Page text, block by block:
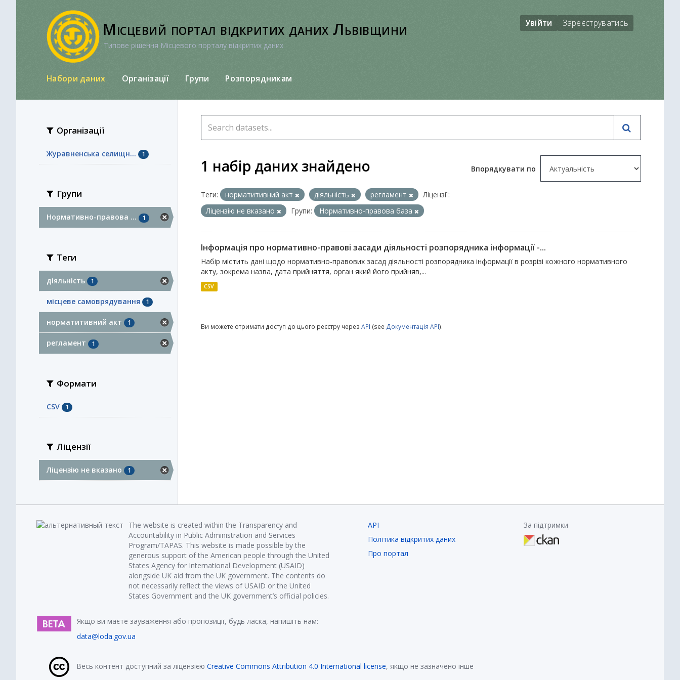
Місцевий портал відкритих даних Львівщини
Типове рішення Місцевого порталу відкритих даних
Увійти Зареєструватись
Набори даних Організації Групи Розпорядникам
Організації
Журавненська селищн... 1
Групи
Нормативно-правова ... 1
Теги
діяльність 1
місцеве самоврядування 1
норматитивний акт 1
регламент 1
Формати
CSV 1
Ліцензії
Ліцензію не вказано 1
Впорядкувати по
1 набір даних знайдено
Теги: норматитивний акт діяльність регламент
Ліцензії:
Ліцензію не вказано
Групи: Нормативно-правова база
Інформація про нормативно-правові засади діяльності розпорядника інформації -...
Набір містить дані щодо нормативно-правових засад діяльності розпорядника інформації в розрізі кожного нормативного
акту, зокрема назва, дата прийняття, орган який його прийняв,...
CSV
Ви можете отримати доступ до цього реєстру через API (see Документація API).
The website is created within the Transparency and
Accountability in Public Administration and Services
Program/TAPAS. This website is made possible by the
generous support of the American people through the United
States Agency for International Development (USAID)
alongside UK aid from the UK government. The contents do
not necessarily reflect the views of USAID or the United
States Government and the UK government’s official policies.
Якщо ви маєте зауваження або пропозиції, будь ласка, напишіть нам:
data@loda.gov.ua
API
Політика відкритих даних
Про портал
За підтримки
Весь контент доступний за ліцензією Creative Commons Attribution 4.0 International license, якщо не зазначено інше